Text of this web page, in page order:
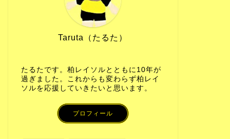
Taruta（たるた）
たるたです。柏レイソルとともに10年が
過ぎました。これからも変わらず柏レイ
ソルを応援していきたいと思います。
プロフィール